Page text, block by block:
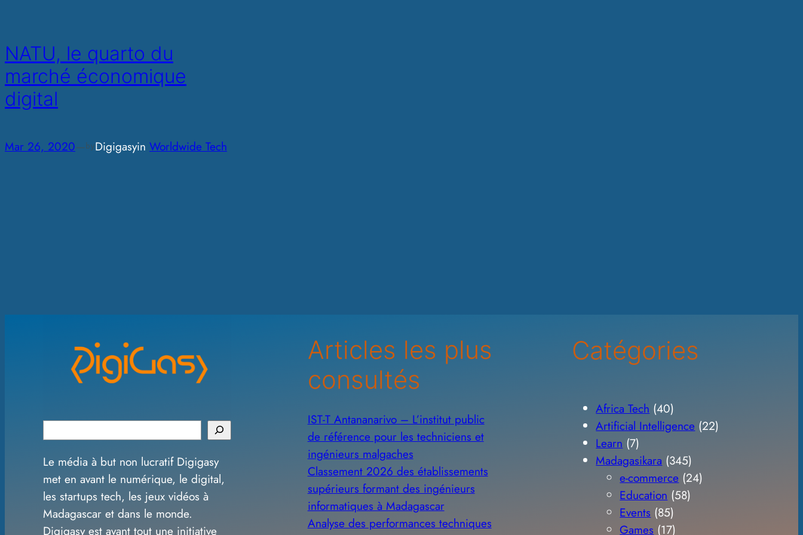
NATU, le quarto du
marché économique
digital
Mar 26, 2020— byDigigasyin Worldwide Tech
e
a
r
c
h
Le média à but non lucratif Digigasy
met en avant le numérique, le digital,
les startups tech, les jeux vidéos à
Madagascar et dans le monde.
Digigasy est avant tout une initiative
Articles les plus
consultés
IST-T Antananarivo – L’institut public
de référence pour les techniciens et
ingénieurs malgaches
Classement 2026 des établissements
supérieurs formant des ingénieurs
informatiques à Madagascar
Analyse des performances techniques
Catégories
Africa Tech (40)
Artificial Intelligence (22)
Learn (7)
Madagasikara (345)
e-commerce (24)
Education (58)
Events (85)
Games (17)